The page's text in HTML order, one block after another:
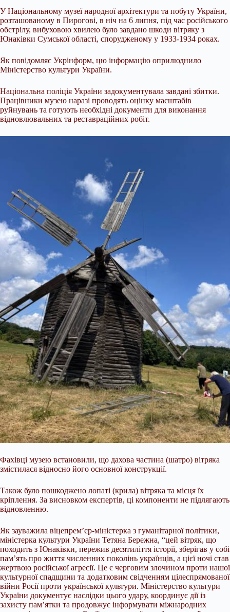
У Національному музеї народної архітектури та побуту України,
розташованому в Пирогові, в ніч на 6 липня, під час російського
обстрілу, вибуховою хвилею було завдано шкоди вітряку з
Юнаківки Сумської області, спорудженому у 1933-1934 роках.
Як повідомляє Укрінформ, цю інформацію оприлюднило
Міністерство культури України.
Національна поліція України задокументувала завдані збитки.
Працівники музею наразі проводять оцінку масштабів
руйнувань та готують необхідні документи для виконання
відновлювальних та реставраційних робіт.
Фахівці музею встановили, що дахова частина (шатро) вітряка
змістилася відносно його основної конструкції.
Також було пошкоджено лопаті (крила) вітряка та місця їх
кріплення. За висновком експертів, ці компоненти не підлягають
відновленню.
Як зауважила віцепрем’єр-міністерка з гуманітарної політики,
міністерка культури України Тетяна Бережна, “цей вітряк, що
походить з Юнаківки, пережив десятиліття історії, зберігав у собі
пам’ять про життя численних поколінь українців, а цієї ночі став
жертвою російської агресії. Це є черговим злочином проти нашої
культурної спадщини та додатковим свідченням цілеспрямованої
війни Росії проти української культури. Міністерство культури
України документує наслідки цього удару, координує дії із
захисту пам’ятки та продовжує інформувати міжнародних